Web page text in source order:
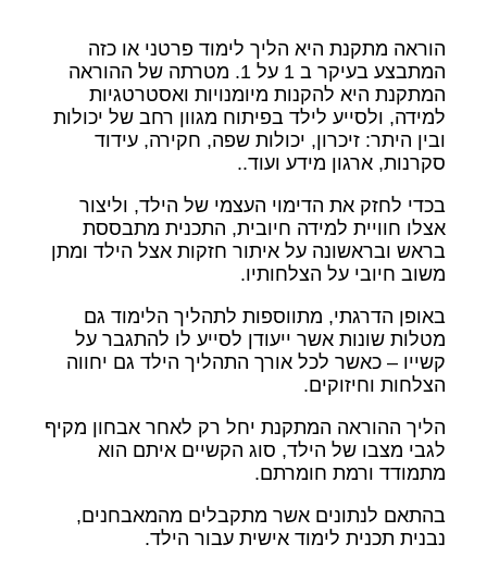
הוראה מתקנת היא הליך לימוד פרטני או כזה
המתבצע בעיקר ב 1 על 1. מטרתה של ההוראה
המתקנת היא להקנות מיומנויות ואסטרטגיות
למידה, ולסייע לילד בפיתוח מגוון רחב של יכולות
ובין היתר: זיכרון, יכולות שפה, חקירה, עידוד
סקרנות, ארגון מידע ועוד..
בכדי לחזק את הדימוי העצמי של הילד, וליצור
אצלו חוויית למידה חיובית, התכנית מתבססת
בראש ובראשונה על איתור חזקות אצל הילד ומתן
משוב חיובי על הצלחותיו.
באופן הדרגתי, מתווספות לתהליך הלימוד גם
מטלות שונות אשר ייעודן לסייע לו להתגבר על
קשייו – כאשר לכל אורך התהליך הילד גם יחווה
הצלחות וחיזוקים.
הליך ההוראה המתקנת יחל רק לאחר אבחון מקיף
לגבי מצבו של הילד, סוג הקשיים איתם הוא
מתמודד ורמת חומרתם.
בהתאם לנתונים אשר מתקבלים מהמאבחנים,
נבנית תכנית לימוד אישית עבור הילד.